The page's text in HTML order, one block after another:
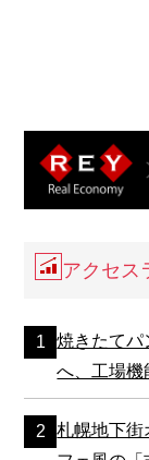
アクセス
焼きたてパ
へ、工場機
札幌地下街